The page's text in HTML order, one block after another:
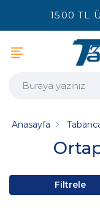
1500 TL
Anasayfa
Filtrele